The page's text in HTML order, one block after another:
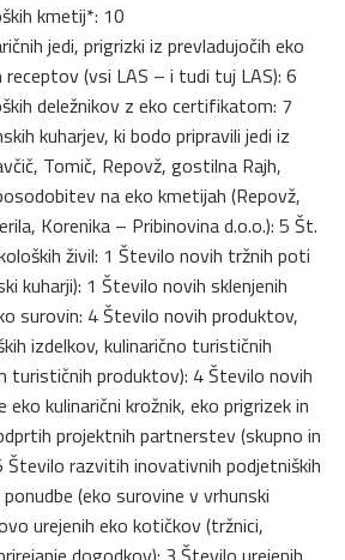
kmetij*: 10
jedi, prigrizki iz prevladujočih eko
(vsi LAS – i tudi tuj LAS): 6
deležnikov z eko certifikatom: 7
kuharjev, ki bodo pripravili jedi iz
Tomič, Repovž, gostilna Rajh,
na eko kmetijah (Repovž,
Korenika – Pribinovina d.o.o.): 5 Št.
živil: 1 Število novih tržnih poti
kuharji): 1 Število novih sklenjenih
surovin: 4 Število novih produktov,
izdelkov, kulinarično turističnih
turističnih produktov): 4 Število novih
eko kulinarični krožnik, eko prigrizek in
projektnih partnerstev (skupno in
Število razvitih inovativnih podjetniških
(eko surovine v vrhunski
urejenih eko kotičkov (tržnici,